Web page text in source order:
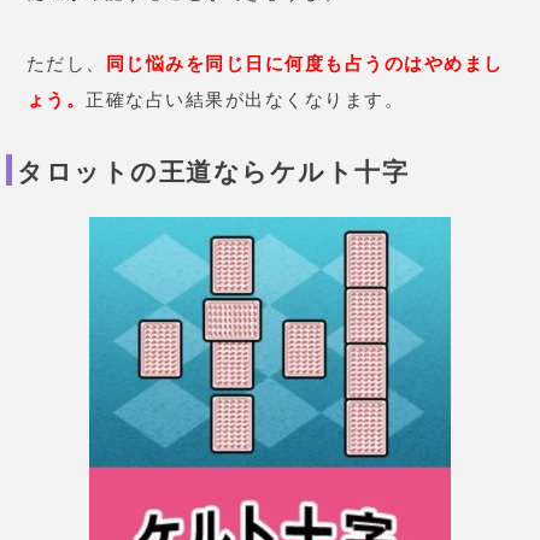
得られますよ。正直、アプリでこんな本格的な占いが
できるのは嬉しいですね。
タロット星座でみる生まれ持った運勢